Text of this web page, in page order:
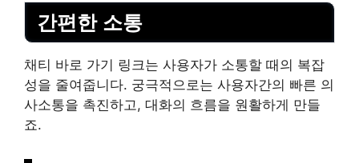
간편한 소통
채티 바로 가기 링크는 사용자가 소통할 때의 복잡
성을 줄여줍니다. 궁극적으로는 사용자간의 빠른 의
사소통을 촉진하고, 대화의 흐름을 원활하게 만들
죠.